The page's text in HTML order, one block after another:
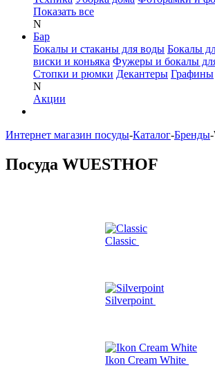
Показать все
N
Бар
Бокалы и стаканы для воды Бокалы
виски и коньяка Фужеры и бокалы
Стопки и рюмки Декантеры Графины
N
Акции
Интернет магазин посуды-Каталог-Бренды-
Посуда WUESTHOF
Classic
Silverpoint
Ikon Cream White